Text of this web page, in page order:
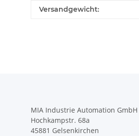
Produkteigenschaft
Wert
Versandgewicht:
MIA Industrie Automation GmbH
Hochkampstr. 68a
45881 Gelsenkirchen